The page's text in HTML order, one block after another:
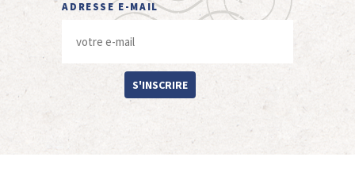
ADRESSE E-MAIL
S'INSCRIRE